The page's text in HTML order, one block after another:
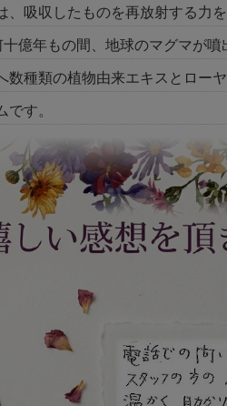
、吸収したものを再放射する力
十億年もの間、地球のマグマが
数種類の植物由来エキスとロー
です。